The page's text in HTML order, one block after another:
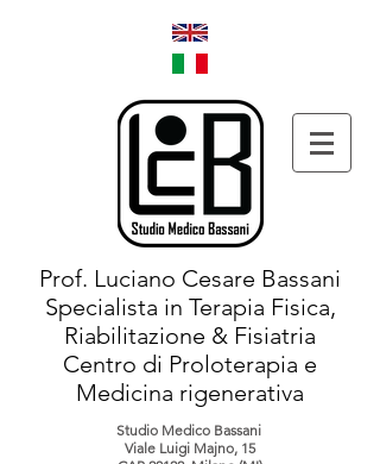
Prof. Luciano Cesare Bassani
Specialista in Terapia Fisica,
Riabilitazione & Fisiatria
Centro di Proloterapia e
Medicina rigenerativa
Studio Medico Bassani
Viale Luigi Majno, 15